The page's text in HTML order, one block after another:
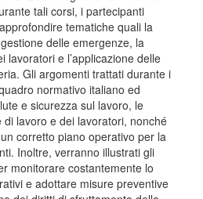
tali corsi, i partecipanti
tematiche quali la
delle emergenze, la
lavoratori e l’applicazione delle
Gli argomenti trattati durante i
normativo italiano ed
e sicurezza sul lavoro, le
lavoro e dei lavoratori, nonché
corretto piano operativo per la
Inoltre, verranno illustrati gli
monitorare costantemente lo
e adottare misure preventive